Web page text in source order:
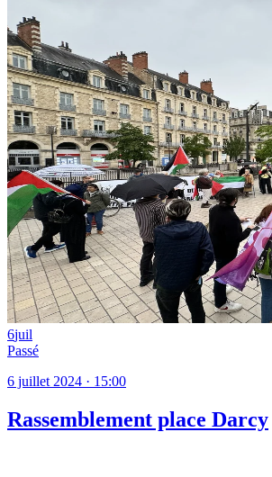
6juil
Passé
6 juillet 2024 · 15:00
Rassemblement place Darcy